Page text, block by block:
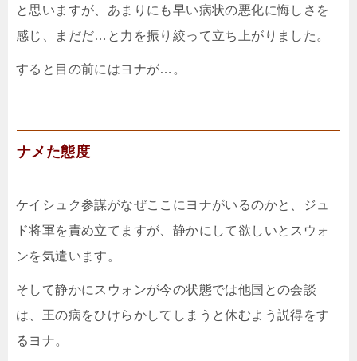
と思いますが、あまりにも早い病状の悪化に悔しさを
感じ、まだだ…と力を振り絞って立ち上がりました。
すると目の前にはヨナが…。
ナメた態度
ケイシュク参謀がなぜここにヨナがいるのかと、ジュ
ド将軍を責め立てますが、静かにして欲しいとスウォ
ンを気遣います。
そして静かにスウォンが今の状態では他国との会談
は、王の病をひけらかしてしまうと休むよう説得をす
るヨナ。